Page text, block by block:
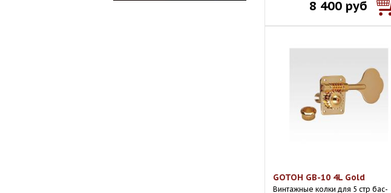
8 400 руб
GOTOH GB-10 4L Gold
Винтажные колки для 5 стр бас-